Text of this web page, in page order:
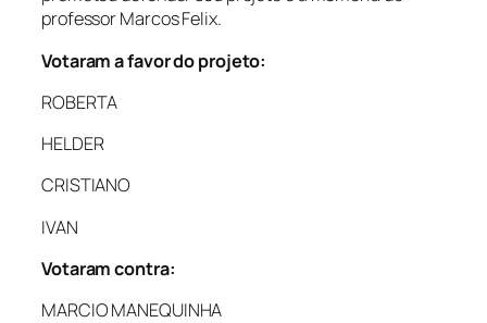
professor Marcos Felix.
Votaram a favor do projeto:
ROBERTA
HELDER
CRISTIANO
IVAN
Votaram contra:
MARCIO MANEQUINHA